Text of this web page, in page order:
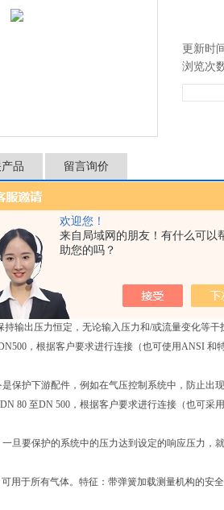
欢迎您！
来自局域网的朋友！有什么可以
助您的吗？
更新时
浏览次
品 留言询价
国 REGLER+ARMATUREN截止阀
、W2
阀、W2 Armaturen切断阀、
持输出压力恒定，无论输入压力和/或流量变化等
，根据客户要求进行连接（也可使用ANSI 和
保护下游配件，例如在气压控制系统中，防止
80 至DN 500，根据客户要求进行连接（也可采
旦要保护的系统中的压力达到设定的响应压力
用于所有气体。特征：带弹簧加载测量机构的安